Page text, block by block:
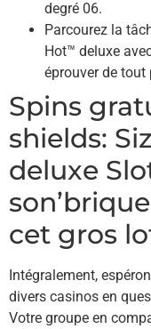
degré 06.
Parcourez la
Hot™ deluxe
éprouver de tout
Spins
shields:
deluxe
cet gros
Intégralement,
divers casinos en
Votre groupe en